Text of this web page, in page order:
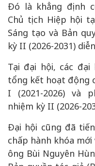
Đó là khẳng định
Chủ tịch Hiệp hội
Sáng tạo và Bản
kỳ II (2026-2031)
Tại đại hội, các
tổng kết hoạt động
I (2021-2026) và
nhiệm kỳ II (2026-
Đại hội cũng đã
chấp hành khóa
ông Bùi Nguyên